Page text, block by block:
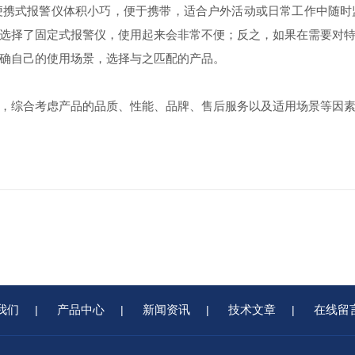
报警仪体积小巧，便于携带，适合户外活动或日常工作中随时
择了固定式报警仪，使用起来会非常不便；反之，如果在需要对
己的使用场景，选择与之匹配的产品。​
考虑产品的品质、性能、品牌、售后服务以及适用场景等因
们 | 产品中心 | 新闻资讯 | 技术文章 | 在线留